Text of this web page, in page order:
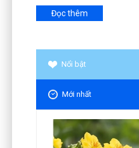
Đọc thêm
Nổi bật
Mới nhất